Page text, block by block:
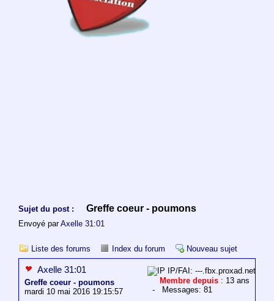
Sujet du post : Greffe coeur - poumons
Envoyé parAxelle 31:01
Liste des forums Index du forum Nouveau sujet
Axelle 31:01
Greffe coeur - poumons
mardi 10 mai 2016 19:15:57
IP/FAI: ---.fbx.proxad.net
Membre depuis : 13 ans
- Messages: 81